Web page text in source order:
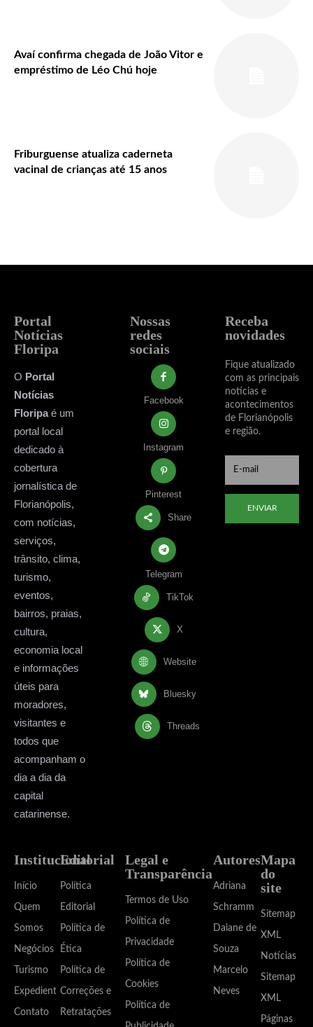
Avaí confirma chegada de João Vitor e
empréstimo de Léo Chú hoje
Friburguense atualiza caderneta
vacinal de crianças até 15 anos
Portal
Notícias
Floripa
O Portal
Notícias
Floripaé um
portal local
dedicado à
cobertura
jornalística de
Florianópolis,
com notícias,
serviços,
trânsito, clima,
turismo,
eventos,
bairros, praias,
cultura,
economia local
e informações
úteis para
moradores,
visitantes e
todos que
acompanham o
dia a dia da
capital
catarinense.
Nossas
redes
sociais
Facebook
Instagram
Pinterest
Share
Telegram
TikTok
X
Website
Bluesky
Threads
Receba
novidades
Fique atualizado
com as principais
notícias e
acontecimentos
de Florianópolis
e região.
ENVIAR
Institucional
Início
Quem
Somos
Negócios
Turismo
Expediente
Contato
Editorial
Política
Editorial
Política de
Ética
Política de
Correções e
Retratações
Legal e
Transparência
Termos de Uso
Política de
Privacidade
Política de
Cookies
Política de
Autores
Adriana
Schramm
Daiane de
Souza
Marcelo
Neves
Mapa
do
site
Sitemap
XML
Notícias
Sitemap
XML
Páginas